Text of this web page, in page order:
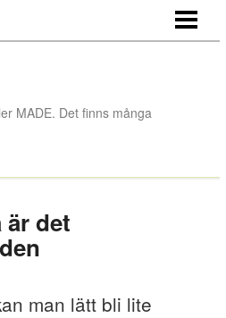
MADE. Det finns många
är det
man lätt bli lite